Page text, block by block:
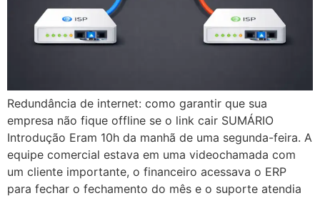
Redundância de internet: como garantir que sua
empresa não fique offline se o link cair SUMÁRIO
Introdução Eram 10h da manhã de uma segunda-feira. A
equipe comercial estava em uma videochamada com
um cliente importante, o financeiro acessava o ERP
para fechar o fechamento do mês e o suporte atendia